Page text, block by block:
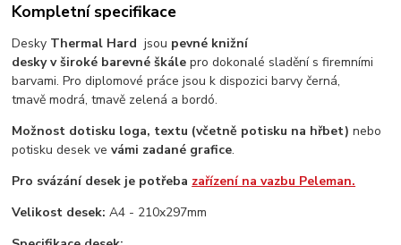
Kompletní specifikace
Desky Thermal Hard jsou pevné knižní
desky v široké barevné škále pro dokonalé sladění s firemními
barvami. Pro diplomové práce jsou k dispozici barvy černá,
tmavě modrá, tmavě zelená a bordó.
Možnost dotisku loga, textu (včetně potisku na hřbet) nebo
potisku desek vevámi zadané grafice.
Pro svázání desek je potřeba zařízení na vazbu Peleman.
Velikost desek: A4 - 210x297mm